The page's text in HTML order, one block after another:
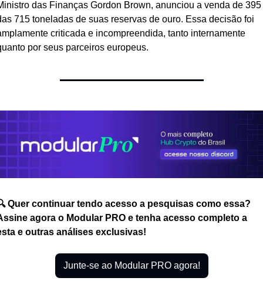
das Finanças Gordon Brown, anunciou a venda de 395
715 toneladas de suas reservas de ouro. Essa decisão foi
criticada e incompreendida, tanto internamente
por seus parceiros europeus.
Quer continuar tendo acesso a pesquisas como essa?
agora o Modular PRO e tenha acesso completo a
e outras análises exclusivas!
Junte-se ao Modular PRO agora!